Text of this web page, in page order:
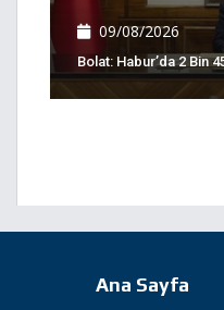
09/08/2026
Bolat: Habur’da 2 Bin
Ana Sayfa